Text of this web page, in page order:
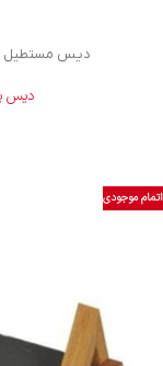
دیس مستطیل کریستال 32 سانتیمتر
دیس
اتمام موجودی